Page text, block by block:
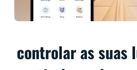
controlar as suas